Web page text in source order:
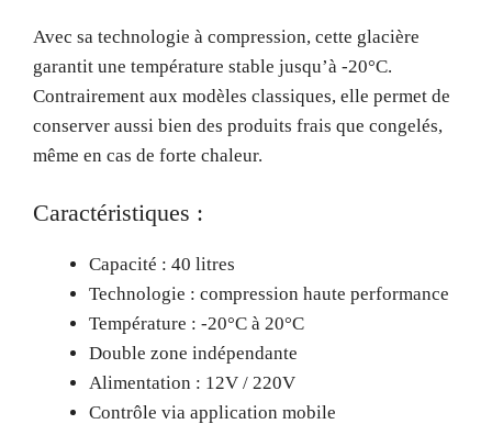
Avec sa technologie à compression, cette glacière
garantit une température stable jusqu’à -20°C.
Contrairement aux modèles classiques, elle permet de
conserver aussi bien des produits frais que congelés,
même en cas de forte chaleur.
Caractéristiques :
Capacité : 40 litres
Technologie : compression haute performance
Température : -20°C à 20°C
Double zone indépendante
Alimentation : 12V / 220V
Contrôle via application mobile